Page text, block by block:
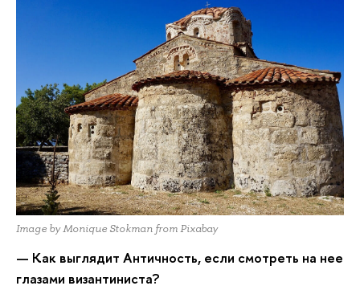
Image by Monique Stokman from Pixabay
— Как выглядит Античность, если смотреть на нее
глазами византиниста?